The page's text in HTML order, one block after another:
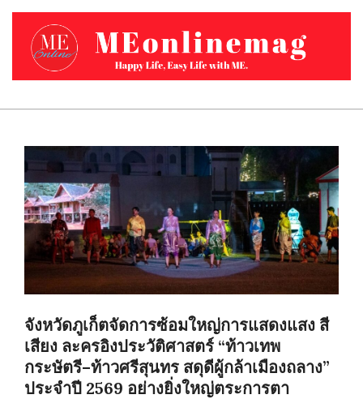
Skip
content
Primary
จังหวัดภูเก็ตจัดการซ้อมใหญ่การแสดงแสง สี
เสียง ละครอิงประวัติศาสตร์ “ท้าวเทพ
กระษัตรี–ท้าวศรีสุนทร สดุดีผู้กล้าเมืองถลาง”
ประจำปี 2569 อย่างยิ่งใหญ่ตระการตา